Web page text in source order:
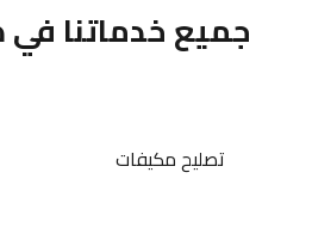
جميع خدماتنا في
تصليح مكيفات